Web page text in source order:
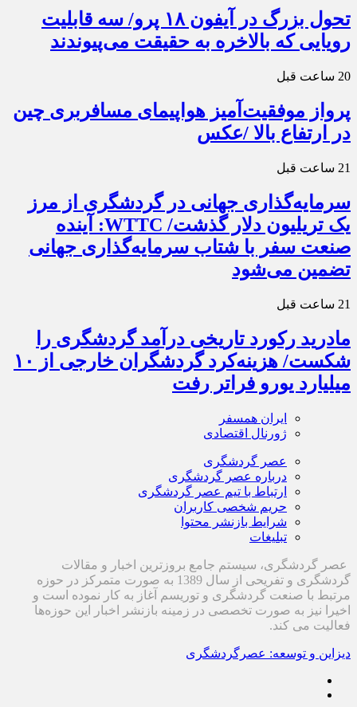
تحول بزرگ در آیفون ۱۸ پرو/ سه قابلیت
رویایی که بالاخره به حقیقت می‌پیوندند
20 ساعت قبل
پرواز موفقیت‌آمیز هواپیمای مسافربری چین
در ارتفاع بالا /عکس
21 ساعت قبل
سرمایه‌گذاری جهانی در گردشگری از مرز
یک تریلیون دلار گذشت/ WTTC: آینده
صنعت سفر با شتاب سرمایه‌گذاری جهانی
تضمین می‌شود
21 ساعت قبل
مادرید رکورد تاریخی درآمد گردشگری را
شکست/ هزینه‌کرد گردشگران خارجی از ۱۰
میلیارد یورو فراتر رفت
ایران همسفر
ژورنال اقتصادی
عصر گردشگری
درباره عصر گردشگری
ارتباط با تیم عصر گردشگری
حریم شخصی کاربران
شرایط بازنشر محتوا
تبلیغات
عصر گردشگری، سیستم جامع بروزترین اخبار و مقالات
گردشگری و تفریحی از سال 1389 به صورت متمرکز در حوزه
مرتبط با صنعت گردشگری و توریسم آغاز به کار نموده است و
اخیرا نیز به صورت تخصصی در زمینه بازنشر اخبار این حوزه‌ها
فعالیت می کند.
دیزاین و توسعه: عصرگردشگری